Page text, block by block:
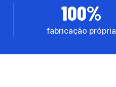
100%
fabricação própria